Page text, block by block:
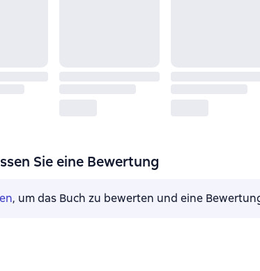
Sie eine Bewertung
, um das Buch zu bewerten und eine